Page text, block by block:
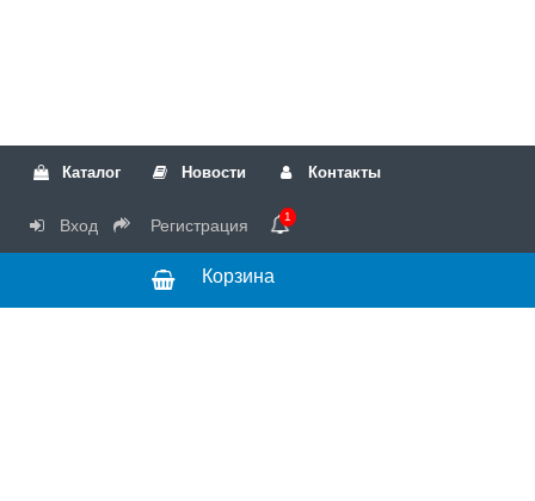
Каталог Новости Контакты
Вход Регистрация 1
Корзина